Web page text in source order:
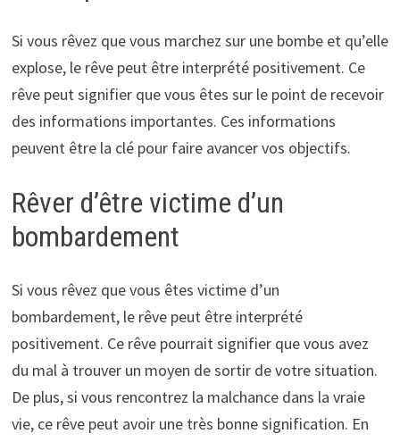
Si vous rêvez que vous marchez sur une bombe et qu’elle
explose, le rêve peut être interprété positivement. Ce
rêve peut signifier que vous êtes sur le point de recevoir
des informations importantes. Ces informations
peuvent être la clé pour faire avancer vos objectifs.
Rêver d’être victime d’un
bombardement
Si vous rêvez que vous êtes victime d’un
bombardement, le rêve peut être interprété
positivement. Ce rêve pourrait signifier que vous avez
du mal à trouver un moyen de sortir de votre situation.
De plus, si vous rencontrez la malchance dans la vraie
vie, ce rêve peut avoir une très bonne signification. En